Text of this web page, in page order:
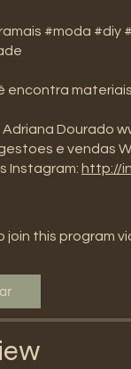
#moda
encontra
Adriana Dourado
e vendas
Instagram: http://
join this program